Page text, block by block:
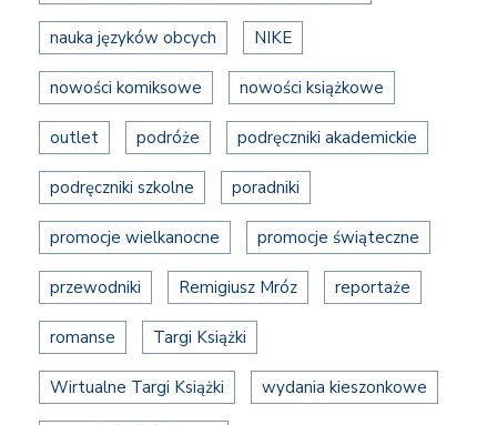
nauka języków obcych NIKE
nowości komiksowe nowości książkowe
outlet podróże podręczniki akademickie
podręczniki szkolne poradniki
promocje wielkanocne promocje świąteczne
przewodniki Remigiusz Mróz reportaże
romanse Targi Książki
Wirtualne Targi Książki wydania kieszonkowe